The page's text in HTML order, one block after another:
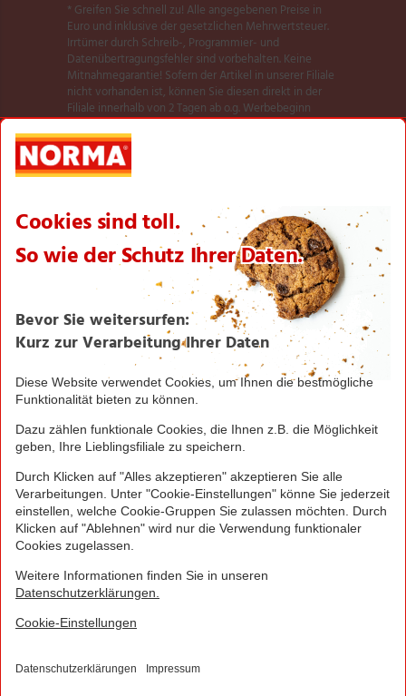
* Greifen Sie schnell zu! Alle angegebenen Preise in
Euro und inklusive der gesetzlichen Mehrwertsteuer.
Irrtümer durch Schreib-, Programmier- und
Datenübertragungsfehler sind vorbehalten. Keine
Mitnahmegarantie! Sofern der Artikel in unserer Filiale
nicht vorhanden ist, können Sie diesen direkt in der
Filiale innerhalb von 2 Tagen ab o.g. Werbebeginn
bestellen und zwar ohne Kaufzwang. Es ist nicht
ausgeschlossen, dass Sie einzelne Artikel zu Beginn der
Werbeaktion unerwartet und ausnahmsweise in einer
Filiale nicht vorfinden. Wir helfen Ihnen gerne weiter.
Aktionsartikel finden Sie auf
dieser Seite
Textilien und Schuhe teilweise nicht in allen Größen
erhältlich.
** Angebot gültig für registrierte Nutzer der NORMA
Plus App. Es gelten die Coupon-Bedingungen in der
NORMA Plus App.
1Bei Aktivierung eines Startpakets ist die Buchung
jedes Smart-Tarifs für die ersten 4 Wochen möglich!
Hierzu muss kein zusätzliches Guthaben aufgeladen
werden.
Deutschland Multibrand GmbH, Landgrabenweg 151,
53227 Bonn, welche auch Ihr Vertragspartner ist.
© 2016 - 2026 NORMA Lebensmittelfilialbetrieb
Stiftung & Co. KG
Sitemap Kontakt
Barrierefreiheitserklärung Compliance